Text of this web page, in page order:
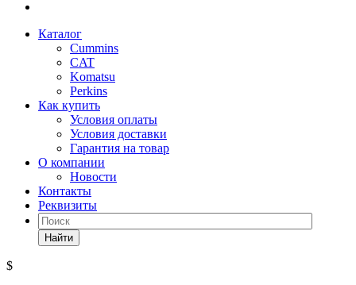
Каталог
Cummins
CAT
Komatsu
Perkins
Как купить
Условия оплаты
Условия доставки
Гарантия на товар
О компании
Новости
Контакты
Реквизиты
Найти
$